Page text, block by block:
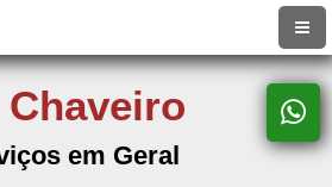
Chaveiro
em Geral